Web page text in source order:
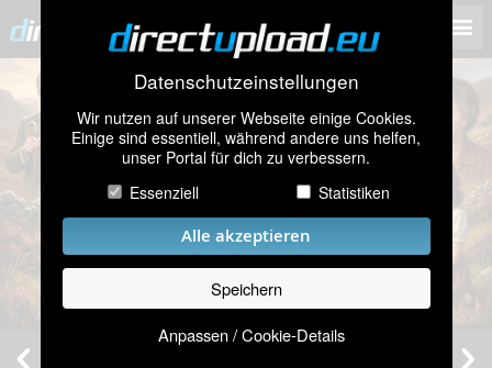
Datenschutzeinstellungen
Wir nutzen auf unserer Webseite einige Cookies.
Einige sind essentiell, während andere uns helfen,
unser Portal für dich zu verbessern.
Essenziell
Statistiken
Alle akzeptieren
Speichern
Anpassen / Cookie-Details